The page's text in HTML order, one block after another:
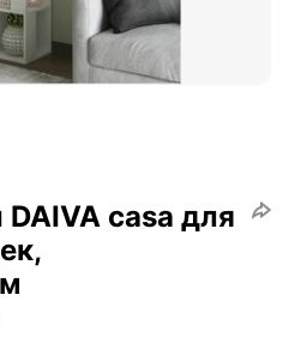
casa для